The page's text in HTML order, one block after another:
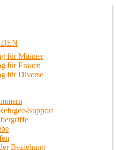
in Berlin
für Männer
für Frauen
für Diverse
Support
Beziehung